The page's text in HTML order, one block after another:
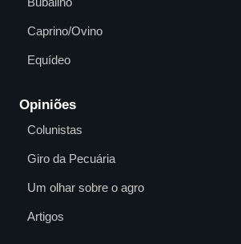
Caprino/Ovino
Equídeo
Opiniões
Colunistas
Giro da Pecuária
Um olhar sobre o agro
Artigos